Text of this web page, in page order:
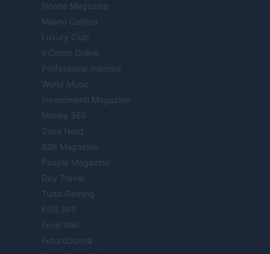
Nonne Magazine
Milano Cortina
Luxury Club
Il Calcio Online
Professione mamma
World Music
Investimenti Magazine
Money 365
Zona Nerd
B2B Magazine
People Magazine
Day Travel
Tutto Gaming
ESG 365
Food Wiki
FuturoDonna